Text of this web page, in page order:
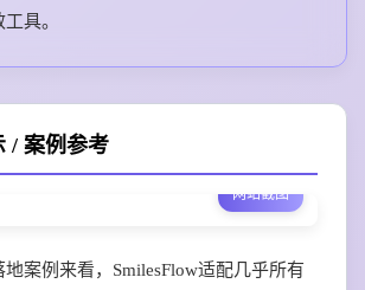
具。
/ 案例参考
网站截图
地案例来看，SmilesFlow适配几乎所有